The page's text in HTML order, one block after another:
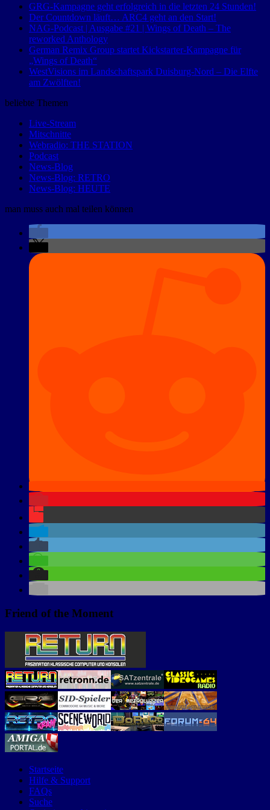
GRG-Kampagne geht erfolgreich in die letzten 24 Stunden!
Der Countdown läuft… ARC4 geht an den Start!
NAG-Podcast | Ausgabe #21 | Wings of Death – The
reworked Anthology
German Remix Group startet Kickstarter-Kampagne für
„Wings of Death“
WestVisions im Landschaftspark Duisburg-Nord – Die Elfte
am Zwölften!
beliebte Themen
Live-Stream
Mitschnitte
Webradio: THE STATION
Podcast
News-Blog
News-Blog: RETRO
News-Blog: HEUTE
man muss auch mal teilen können
Friend of the Moment
Startseite
Hilfe & Support
FAQs
Suche